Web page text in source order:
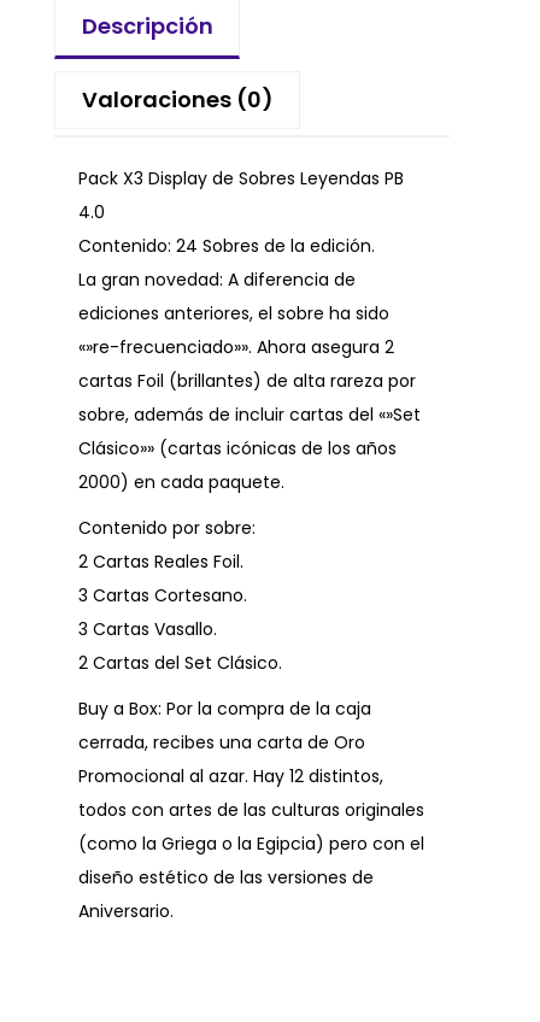
Descripción
Valoraciones (0)
Pack X3 Display de Sobres Leyendas PB
4.0
Contenido: 24 Sobres de la edición.
La gran novedad: A diferencia de
ediciones anteriores, el sobre ha sido
«»re-frecuenciado»». Ahora asegura 2
cartas Foil (brillantes) de alta rareza por
sobre, además de incluir cartas del «»Set
Clásico»» (cartas icónicas de los años
2000) en cada paquete.
Contenido por sobre:
2 Cartas Reales Foil.
3 Cartas Cortesano.
3 Cartas Vasallo.
2 Cartas del Set Clásico.
Buy a Box: Por la compra de la caja
cerrada, recibes una carta de Oro
Promocional al azar. Hay 12 distintos,
todos con artes de las culturas originales
(como la Griega o la Egipcia) pero con el
diseño estético de las versiones de
Aniversario.